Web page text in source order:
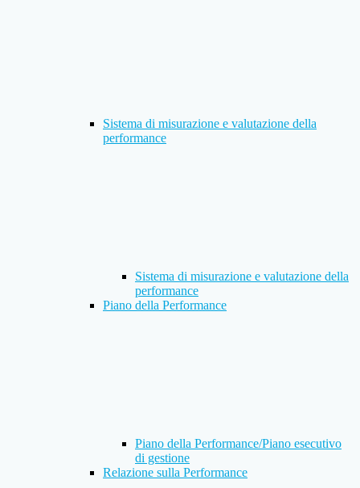
Sistema di misurazione e valutazione della
performance
Sistema di misurazione e valutazione della
performance
Piano della Performance
Piano della Performance/Piano esecutivo
di gestione
Relazione sulla Performance